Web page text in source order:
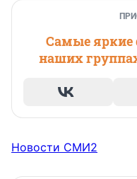
Самые яркие
наших
Новости СМИ2